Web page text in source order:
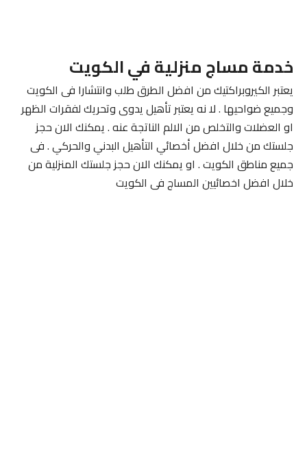
خدمة مساج منزلية في الكويت
يعتبر الكيروبراكتيك من افضل الطرق طلب وانتشارا فى الكويت
وجميع ضواحيها . لا نه يعتبر تأهيل يدوى وتحريك لفقرات الظهر
او العضلات والتخلص من الالم الناتجة عنه . يمكنك الان حجز
جلستك من خلال افضل أخصائي التأهيل البدني والحركي . فى
جميع مناطق الكويت . او يمكنك الان حجز جلستك المنزلية من
خلال افضل اخصائيين المساج فى الكويت